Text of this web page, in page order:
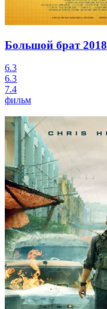
Большой брат2018
6.3
6.3
7.4
фильм